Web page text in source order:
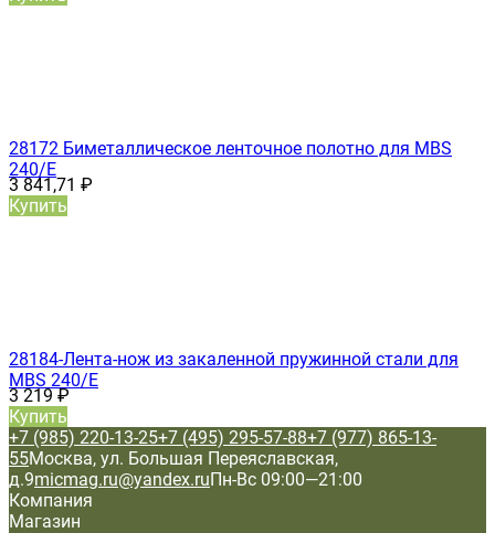
28172 Биметаллическое ленточное полотно для MBS
240/E
3 841,71 ₽
Купить
28184-Лента-нож из закаленной пружинной стали для
MBS 240/E
3 219₽
Купить
+7 (985) 220-13-25+7 (495) 295-57-88+7 (977) 865-13-
55Москва, ул. Большая Переяславская,
д.9micmag.ru@yandex.ruПн-Вс 09:00—21:00
Компания
Магазин